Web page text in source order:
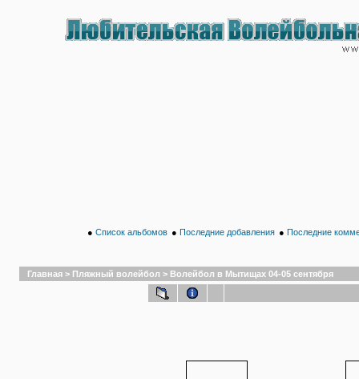
● Список альбомов ● Последние добавления ● Последние
Главная > Пляжный волейбол > Волейбол в Мытищах 04-05 сентября